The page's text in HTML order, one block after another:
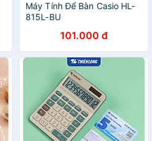
Máy Tính Để Bàn Casio HL-
815L-BU
101.000 đ